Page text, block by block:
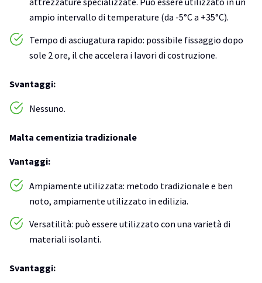
ampio intervallo di temperature (da -5°C a +35°C).
Tempo di asciugatura rapido: possibile fissaggio dopo
sole 2 ore, il che accelera i lavori di costruzione.
Svantaggi:
Nessuno.
Malta cementizia tradizionale
Vantaggi:
Ampiamente utilizzata: metodo tradizionale e ben
noto, ampiamente utilizzato in edilizia.
Versatilità: può essere utilizzato con una varietà di
materiali isolanti.
Svantaggi: